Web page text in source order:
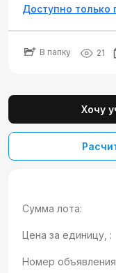
Доступно только
В папку 21
Хочу
Сумма лота:
Цена за единицу, :
Номер